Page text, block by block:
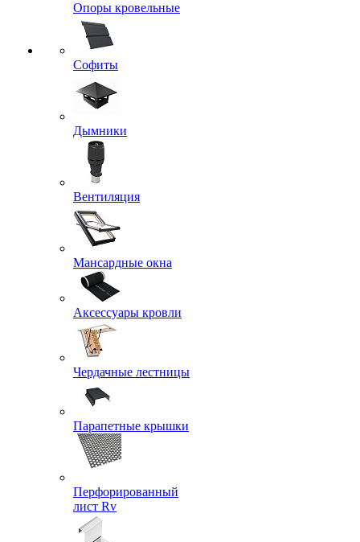
Опоры кровельные
Софиты
Дымники
Вентиляция
Мансардные окна
Аксессуары кровли
Чердачные лестницы
Парапетные крышки
Перфорированный
лист Rv